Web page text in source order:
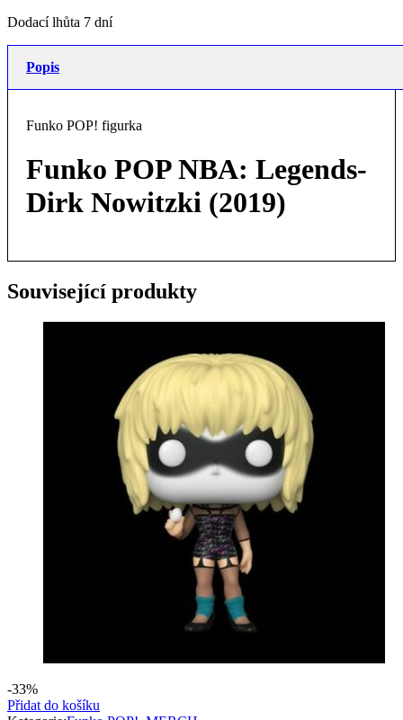
Dodací lhůta 7 dní
Popis
Funko POP! figurka
Funko POP NBA: Legends-
Dirk Nowitzki (2019)
Související produkty
-33%
Přidat do košíku